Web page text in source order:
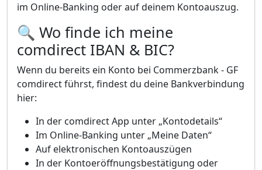
im Online-Banking oder auf deinem Kontoauszug.
🔍 Wo finde ich meine
comdirect IBAN & BIC?
Wenn du bereits ein Konto bei Commerzbank - GF
comdirect führst, findest du deine Bankverbindung
hier:
In der comdirect App unter „Kontodetails“
Im Online-Banking unter „Meine Daten“
Auf elektronischen Kontoauszügen
In der Kontoeröffnungsbestätigung oder